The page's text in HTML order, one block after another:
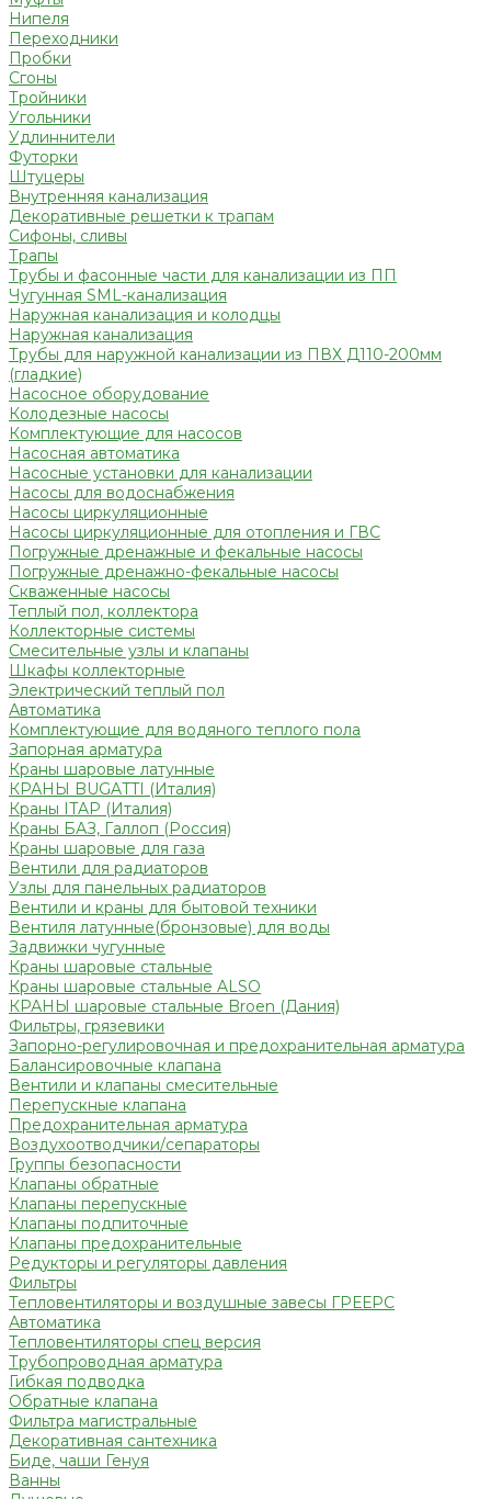
Нипеля
Переходники
Пробки
Сгоны
Тройники
Угольники
Удлиннители
Футорки
Штуцеры
Внутренняя канализация
Декоративные решетки к трапам
Сифоны, сливы
Трапы
Трубы и фасонные части для канализации из ПП
Чугунная SML-канализация
Наружная канализация и колодцы
Наружная канализация
Трубы для наружной канализации из ПВХ Д110-200мм
(гладкие)
Насосное оборудование
Колодезные насосы
Комплектующие для насосов
Насосная автоматика
Насосные установки для канализации
Насосы для водоснабжения
Насосы циркуляционные
Насосы циркуляционные для отопления и ГВС
Погружные дренажные и фекальные насосы
Погружные дренажно-фекальные насосы
Скваженные насосы
Теплый пол, коллектора
Коллекторные системы
Смесительные узлы и клапаны
Шкафы коллекторные
Электрический теплый пол
Автоматика
Комплектующие для водяного теплого пола
Запорная арматура
Краны шаровые латунные
КРАНЫ BUGATTI (Италия)
Краны ITAP (Италия)
Краны БАЗ, Галлоп (Россия)
Краны шаровые для газа
Вентили для радиаторов
Узлы для панельных радиаторов
Вентили и краны для бытовой техники
Вентиля латунные(бронзовые) для воды
Задвижки чугунные
Краны шаровые стальные
Краны шаровые стальные ALSO
КРАНЫ шаровые стальные Broen (Дания)
Фильтры, грязевики
Запорно-регулировочная и предохранительная арматура
Балансировочные клапана
Вентили и клапаны смесительные
Перепускные клапана
Предохранительная арматура
Воздухоотводчики/сепараторы
Группы безопасности
Клапаны обратные
Клапаны перепускные
Клапаны подпиточные
Клапаны предохранительные
Редукторы и регуляторы давления
Фильтры
Тепловентиляторы и воздушные завесы ГРЕЕРС
Автоматика
Тепловентиляторы спец версия
Трубопроводная арматура
Гибкая подводка
Обратные клапана
Фильтра магистральные
Декоративная сантехника
Биде, чаши Генуя
Ванны